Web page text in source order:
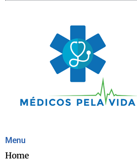
Menu
Home